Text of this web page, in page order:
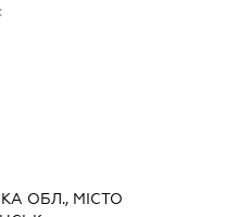
ОБЛ., МІСТО